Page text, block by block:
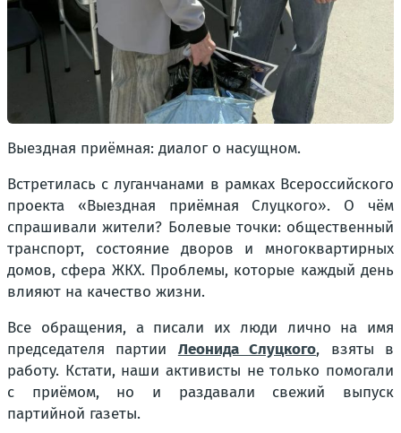
Выездная приёмная: диалог о насущном.
Встретилась с луганчанами в рамках Всероссийского
проекта «Выездная приёмная Слуцкого». О чём
спрашивали жители? Болевые точки: общественный
транспорт, состояние дворов и многоквартирных
домов, сфера ЖКХ. Проблемы, которые каждый день
влияют на качество жизни.
Все обращения, а писали их люди лично на имя
председателя партии Леонида Слуцкого, взяты в
работу. Кстати, наши активисты не только помогали
с приёмом, но и раздавали свежий выпуск
партийной газеты.